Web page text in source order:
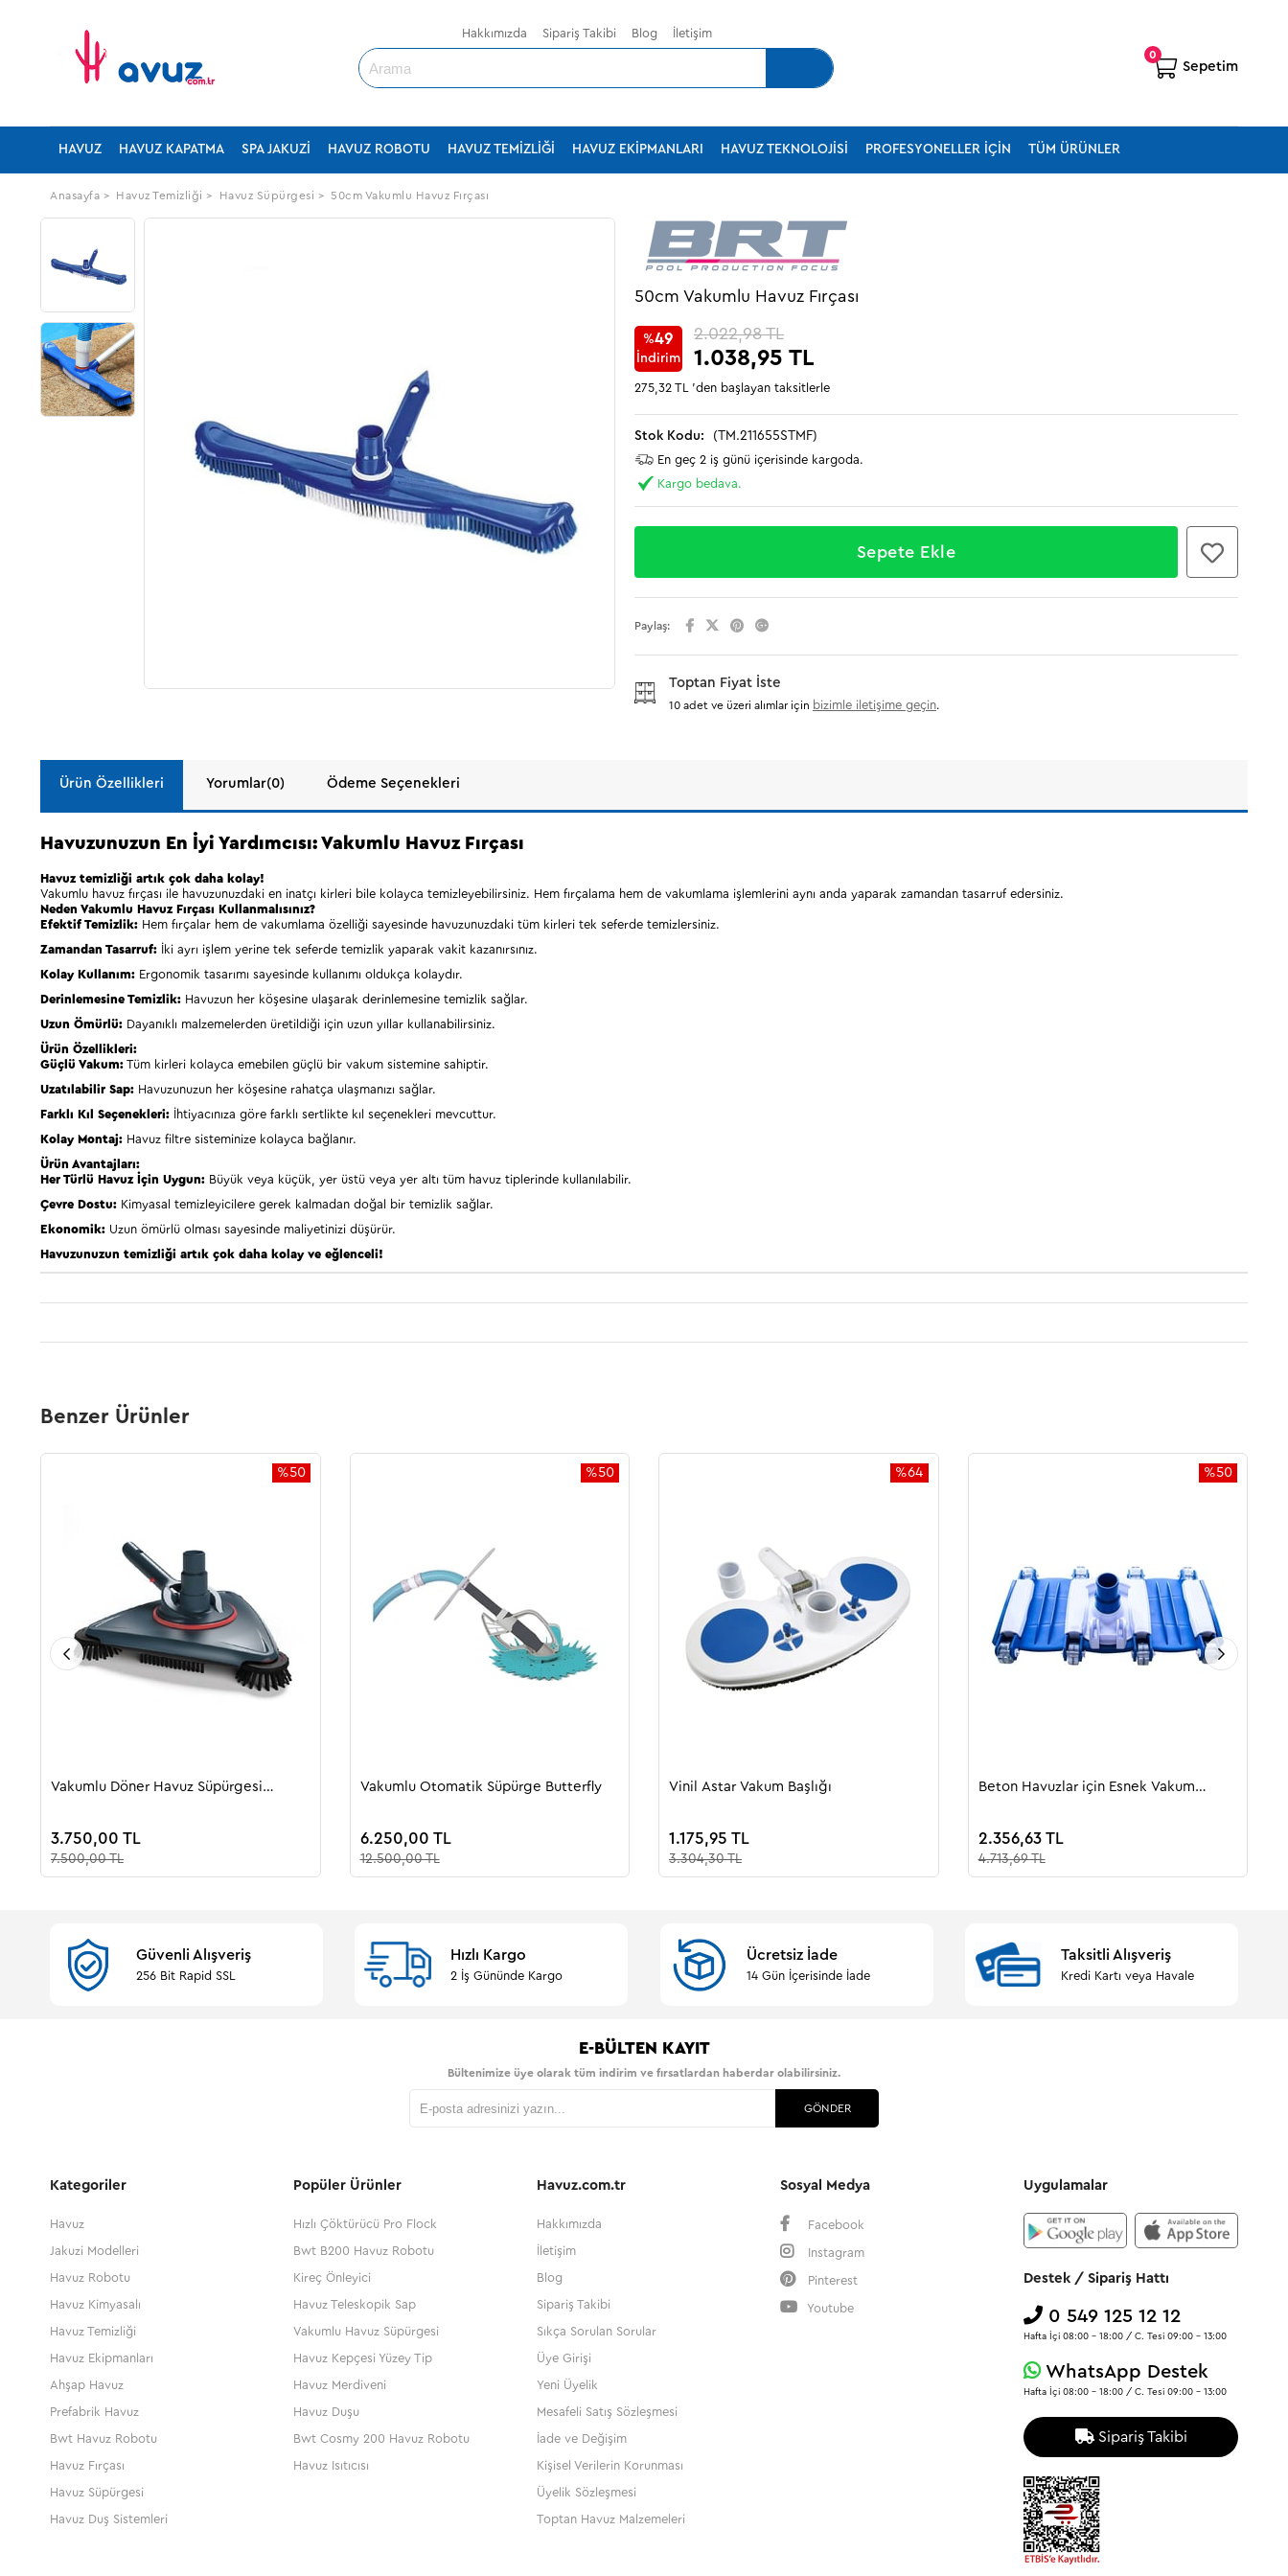
Hakkımızda Sipariş Takibi Blog İletişim
Sepetim
0
HAVUZ HAVUZ KAPATMA SPA JAKUZI HAVUZ ROBOTU HAVUZ TEMIZLIĞI HAVUZ EKIPMANLARI HAVUZ TEKNOLOJISI PROFESYONELLER İÇIN TÜM ÜRÜNLER
Anasayfa > Havuz Temizliği > Havuz Süpürgesi > 50cm Vakumlu Havuz Fırçası
50cm Vakumlu Havuz Fırçası
%49
İndirim
2.022,98 TL
1.038,95 TL
275,32 TL 'den başlayan taksitlerle
(TM.211655STMF)
En geç 2 iş günü içerisinde kargoda.
Kargo bedava.
Paylaş:
Toptan Fiyat İste
10 adet ve üzeri alımlar için bizimle iletişime geçin.
Ürün Özellikleri Yorumlar(0) Ödeme Seçenekleri
Havuzunuzun En İyi Yardımcısı: Vakumlu Havuz Fırçası
Havuz temizliği artık çok daha kolay!
Vakumlu havuz fırçası ile havuzunuzdaki en inatçı kirleri bile kolayca temizleyebilirsiniz. Hem fırçalama hem de vakumlama işlemlerini aynı anda yaparak zamandan tasarruf edersiniz.
Neden Vakumlu Havuz Fırçası Kullanmalısınız?
Efektif Temizlik: Hem fırçalar hem de vakumlama özelliği sayesinde havuzunuzdaki tüm kirleri tek seferde temizlersiniz.
Zamandan Tasarruf: İki ayrı işlem yerine tek seferde temizlik yaparak vakit kazanırsınız.
Kolay Kullanım: Ergonomik tasarımı sayesinde kullanımı oldukça kolaydır.
Derinlemesine Temizlik: Havuzun her köşesine ulaşarak derinlemesine temizlik sağlar.
Uzun Ömürlü: Dayanıklı malzemelerden üretildiği için uzun yıllar kullanabilirsiniz.
Ürün Özellikleri:
Güçlü Vakum: Tüm kirleri kolayca emebilen güçlü bir vakum sistemine sahiptir.
Uzatılabilir Sap: Havuzunuzun her köşesine rahatça ulaşmanızı sağlar.
Farklı Kıl Seçenekleri: İhtiyacınıza göre farklı sertlikte kıl seçenekleri mevcuttur.
Kolay Montaj: Havuz filtre sisteminize kolayca bağlanır.
Ürün Avantajları:
Her Türlü Havuz İçin Uygun: Büyük veya küçük, yer üstü veya yer altı tüm havuz tiplerinde kullanılabilir.
Çevre Dostu: Kimyasal temizleyicilere gerek kalmadan doğal bir temizlik sağlar.
Ekonomik: Uzun ömürlü olması sayesinde maliyetinizi düşürür.
Havuzunuzun temizliği artık çok daha kolay ve eğlenceli!
Benzer Ürünler
Vakumlu Döner Havuz Süpürgesi
3.750,00 TL
7.500,00 TL
%50
Vakumlu Otomatik Süpürge Butterfly
6.250,00 TL
12.500,00 TL
%50
Vinil Astar Vakum Başlığı
1.175,95 TL
3.304,30 TL
%64
Beton Havuzlar için Esnek Vakum
2.356,63 TL
4.713,69 TL
%50
Güvenli Alışveriş
256 Bit Rapid SSL
Hızlı Kargo
2 İş Gününde Kargo
Ücretsiz İade
14 Gün İçerisinde İade
Taksitli Alışveriş
Kredi Kartı veya Havale
E-BÜLTEN KAYIT
Bültenimize üye olarak tüm indirim ve fırsatlardan haberdar olabilirsiniz.
GÖNDER
Kategoriler
Havuz
Jakuzi Modelleri
Havuz Robotu
Havuz Kimyasalı
Havuz Temizliği
Havuz Ekipmanları
Ahşap Havuz
Prefabrik Havuz
Bwt Havuz Robotu
Havuz Fırçası
Havuz Süpürgesi
Havuz Duş Sistemleri
Popüler Ürünler
Hızlı Çöktürücü Pro Flock
Bwt B200 Havuz Robotu
Kireç Önleyici
Havuz Teleskopik Sap
Vakumlu Havuz Süpürgesi
Havuz Kepçesi Yüzey Tip
Havuz Merdiveni
Havuz Duşu
Bwt Cosmy 200 Havuz Robotu
Havuz Isıtıcısı
Havuz.com.tr
Hakkımızda
İletişim
Blog
Sipariş Takibi
Sıkça Sorulan Sorular
Üye Girişi
Yeni Üyelik
Mesafeli Satış Sözleşmesi
İade ve Değişim
Kişisel Verilerin Korunması
Üyelik Sözleşmesi
Toptan Havuz Malzemeleri
Sosyal Medya
Facebook
Instagram
Pinterest
Youtube
Uygulamalar
Destek / Sipariş Hattı
0 549 125 12 12
Hafta İçi 08:00 - 18:00 / C. Tesi 09:00 - 13:00
WhatsApp Destek
Hafta İçi 08:00 - 18:00 / C. Tesi 09:00 - 13:00
Sipariş Takibi